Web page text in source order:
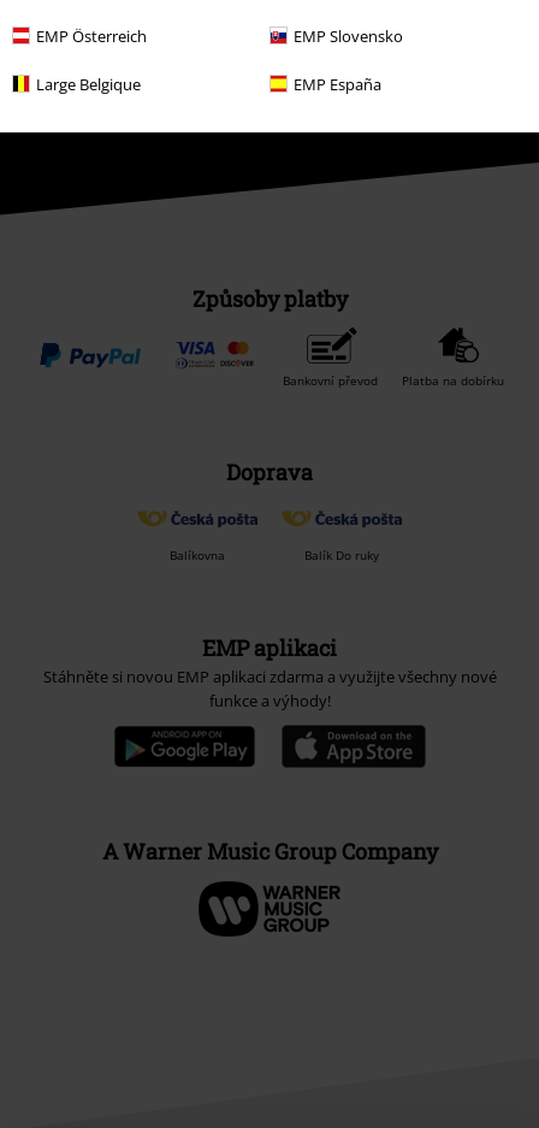
EMP Österreich EMP Slovensko
Large Belgique EMP España
Staňte se součástí komunity!
Způsoby platby
Bankovní převod Platba na dobírku
Doprava
Balíkovna Balík Do ruky
EMP aplikaci
Stáhněte si novou EMP aplikaci zdarma a využijte všechny nové
funkce a výhody!
A Warner Music Group Company